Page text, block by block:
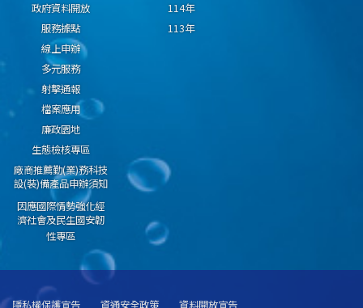
政府資料開放
服務據點
線上申辦
多元服務
射擊通報
檔案應用
廉政園地
生態檢核專區
廠商推薦勤(業)務科技
設(裝)備產品申辦須知
因應國際情勢強化經
濟社會及民生國安韌
性專區
114年
113年
隱私權保護宣告 資通安全政策 資料開放宣告